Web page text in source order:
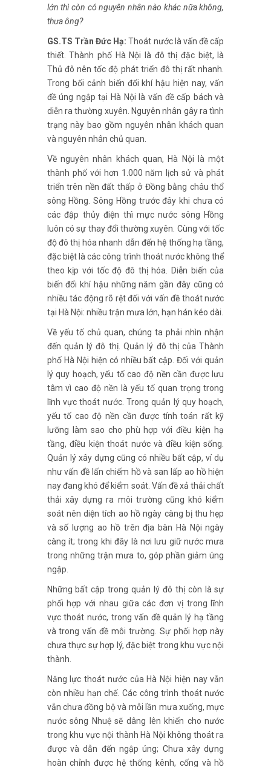
lớn thì còn có nguyên nhân nào khác nữa không,
thưa ông?
GS.TS Trần Đức Hạ: Thoát nước là vấn đề cấp
thiết. Thành phố Hà Nội là đô thị đặc biệt, là
Thủ đô nên tốc độ phát triển đô thị rất nhanh.
Trong bối cảnh biến đổi khí hậu hiện nay, vấn
đề úng ngập tại Hà Nội là vấn đề cấp bách và
diễn ra thường xuyên. Nguyên nhân gây ra tình
trạng này bao gồm nguyên nhân khách quan
và nguyên nhân chủ quan.
Về nguyên nhân khách quan, Hà Nội là một
thành phố với hơn 1.000 năm lịch sử và phát
triển trên nền đất thấp ở Đồng bằng châu thổ
sông Hồng. Sông Hồng trước đây khi chưa có
các đập thủy điện thì mực nước sông Hồng
luôn có sự thay đổi thường xuyên. Cùng với tốc
độ đô thị hóa nhanh dẫn đến hệ thống hạ tầng,
đặc biệt là các công trình thoát nước không thể
theo kịp với tốc độ đô thị hóa. Diễn biến của
biến đổi khí hậu những năm gần đây cũng có
nhiều tác động rõ rệt đối với vấn đề thoát nước
tại Hà Nội: nhiều trận mưa lớn, hạn hán kéo dài.
Về yếu tố chủ quan, chúng ta phải nhìn nhận
đến quản lý đô thị. Quản lý đô thị của Thành
phố Hà Nội hiện có nhiều bất cập. Đối với quản
lý quy hoạch, yếu tố cao độ nền cần được lưu
tâm vì cao độ nền là yếu tố quan trọng trong
lĩnh vực thoát nước. Trong quản lý quy hoạch,
yếu tố cao độ nền cần được tính toán rất kỹ
lưỡng làm sao cho phù hợp với điều kiện hạ
tầng, điều kiện thoát nước và điều kiện sống.
Quản lý xây dựng cũng có nhiều bất cập, ví dụ
như vấn đề lấn chiếm hồ và san lấp ao hồ hiện
nay đang khó để kiểm soát. Vấn đề xả thải chất
thải xây dựng ra môi trường cũng khó kiểm
soát nên diện tích ao hồ ngày càng bị thu hẹp
và số lượng ao hồ trên địa bàn Hà Nội ngày
càng ít; trong khi đây là nơi lưu giữ nước mưa
trong những trận mưa to, góp phần giảm úng
ngập.
Những bất cập trong quản lý đô thị còn là sự
phối hợp với nhau giữa các đơn vị trong lĩnh
vực thoát nước, trong vấn đề quản lý hạ tầng
và trong vấn đề môi trường. Sự phối hợp này
chưa thực sự hợp lý, đặc biệt trong khu vực nội
thành.
Năng lực thoát nước của Hà Nội hiện nay vẫn
còn nhiều hạn chế. Các công trình thoát nước
vẫn chưa đồng bộ và mỗi lần mưa xuống, mực
nước sông Nhuệ sẽ dâng lên khiến cho nước
trong khu vực nội thành Hà Nội không thoát ra
được và dẫn đến ngập úng; Chưa xây dựng
hoàn chỉnh được hệ thống kênh, cống và hồ